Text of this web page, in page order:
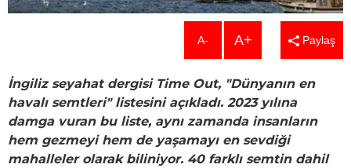
A- A+ Paylaş
İngiliz seyahat dergisi Time Out, "Dünyanın en
havalı semtleri" listesini açıkladı. 2023 yılına
damga vuran bu liste, aynı zamanda insanların
hem gezmeyi hem de yaşamayı en sevdiği
mahalleler olarak biliniyor. 40 farklı semtin dahil